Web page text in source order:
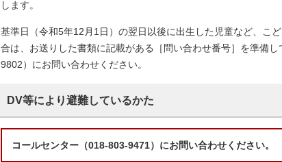
します。
基準日（令和5年12月1日）の翌日以後に出生した児童など、こ
合は、お送りした書類に記載がある［問い合わせ番号］を準備
9802）にお問い合わせください。
DV等により避難しているかた
コールセンター（018-803-9471）にお問い合わせください。